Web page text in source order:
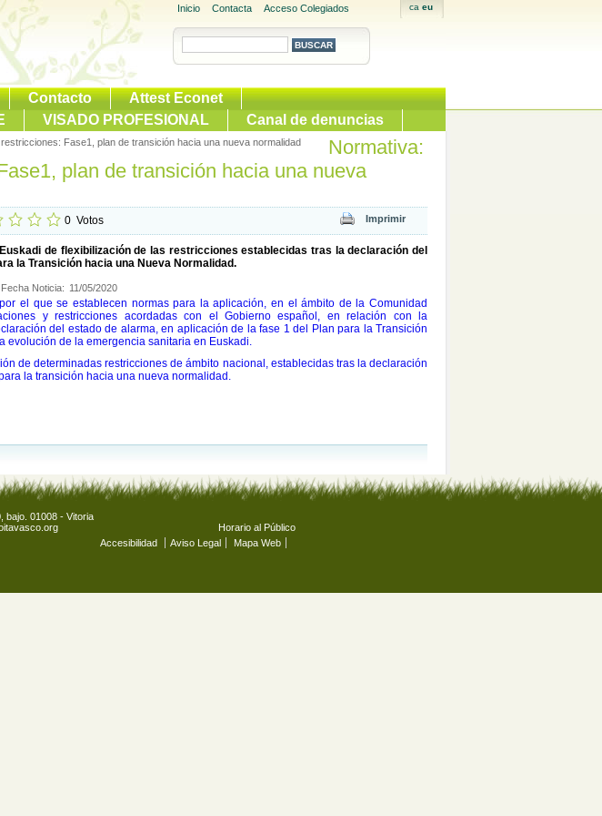
Inicio Contacta Acceso Colegiados
Contacto
Attest Econet
VISADO PROFESIONAL Canal de denuncias
Fase1, plan de transición hacia una nueva normalidad
Normativa:
plan de transición hacia una nueva
0 Votos
de flexibilización de las restricciones establecidas tras la declaración del
la Transición hacia una Nueva Normalidad.
Fecha Noticia: 11/05/2020
el que se establecen normas para la aplicación, en el ámbito de la Comunidad
y restricciones acordadas con el Gobierno español, en relación con la
del estado de alarma, en aplicación de la fase 1 del Plan para la Transición
evolución de la emergencia sanitaria en Euskadi.
de determinadas restricciones de ámbito nacional, establecidas tras la declaración
la transición hacia una nueva normalidad.
bajo. 01008 - Vitoria
Horario al Público
Accesibilidad Aviso Legal Mapa Web